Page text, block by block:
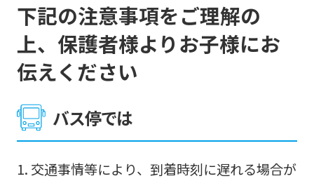
下記の注意事項をご理解の
上、保護者様よりお子様にお
伝えください
バス停では
交通事情等により、到着時刻に遅れる場合が